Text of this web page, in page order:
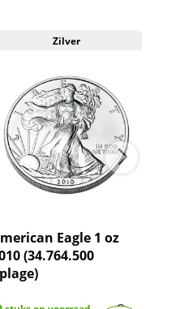
Zilver
Eagle 1 oz
(34.764.500